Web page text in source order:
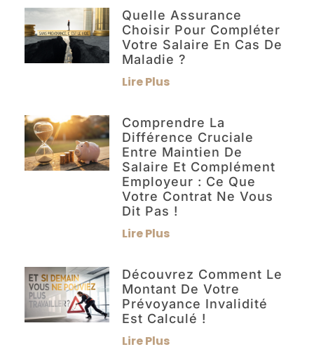
Quelle Assurance
Choisir Pour Compléter
Votre Salaire En Cas De
Maladie ?
Lire Plus
Comprendre La
Différence Cruciale
Entre Maintien De
Salaire Et Complément
Employeur : Ce Que
Votre Contrat Ne Vous
Dit Pas !
Lire Plus
Découvrez Comment Le
Montant De Votre
Prévoyance Invalidité
Est Calculé !
Lire Plus